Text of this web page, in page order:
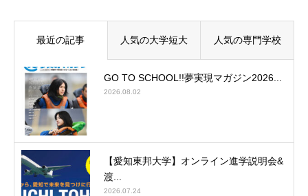
最近の記事 人気の大学短大 人気の専門学校
GO TO SCHOOL!!夢実現マガジン2026...
2026.08.02
【愛知東邦大学】オンライン進学説明会&
渡...
2026.07.24